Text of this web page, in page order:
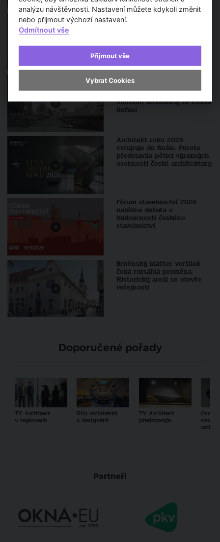
Brněnské Bosonohy získají
potřebnou občanskou
TV Architect v regionech -
Hlavní vstup na brněnský
ústřední hřbitov bude citlivě
obnoven architekty ze studia
Refuel
Architekt roku 2026
vstupuje do finále. Porota
představila pětici výrazných
osobností české architektury
Fórum stavebnictví 2026
nabídne debatu o
budoucnosti českého
stavebnictví
Brněnský klášter voršilek
čeká rozsáhlá proměna.
Historický areál se otevře
veřejnosti
Doporučené pořady
TV Architect
v regionech
Díla architektů
a designérů
TV Architect
představuje...
Partneři
analýzu návštěvnosti. Nastavení můžete kdykoli změnit
nebo přijmout výchozí nastavení.
Odmítnout vše
Přijmout vše
Vybrat Cookies